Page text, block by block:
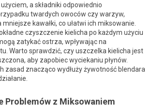
a składniki odpowiednio
twardych owoców czy warzyw,
kawałki, co ułatwi ich miksowanie.
czyszczenie kielicha po każdym użyciu
zatykać ostrza, wpływając na
Warto sprawdzić, czy uszczelka kielicha jest
aby zapobiec wyciekaniu płynów.
zasad znacząco wydłuży żywotność blendara
Problemów z Miksowaniem